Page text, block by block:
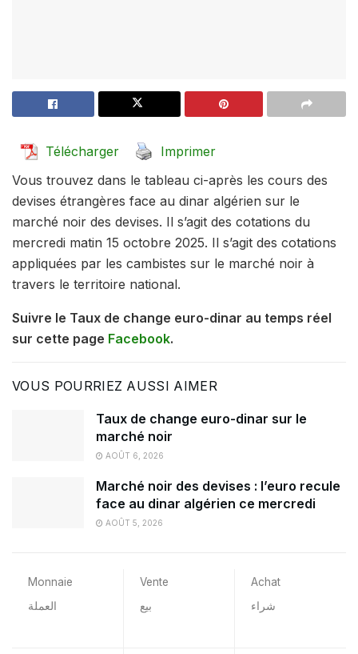
Télécharger
Imprimer
Vous trouvez dans le tableau ci-après les cours des
devises étrangères face au dinar algérien sur le
marché noir des devises. Il s’agit des cotations du
mercredi matin 15 octobre 2025. Il s’agit des cotations
appliquées par les cambistes sur le marché noir à
travers le territoire national.
Suivre le Taux de change euro-dinar au temps réel
sur cette page Facebook.
VOUS POURRIEZ AUSSI AIMER
Taux de change euro-dinar sur le
marché noir
AOÛT 6, 2026
Marché noir des devises : l’euro recule
face au dinar algérien ce mercredi
AOÛT 5, 2026
Monnaie
العملة
Vente
بيع
Achat
شراء